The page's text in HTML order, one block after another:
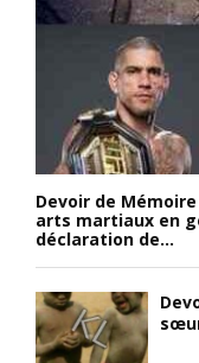
Devoir de
arts martiaux en
déclaration de...